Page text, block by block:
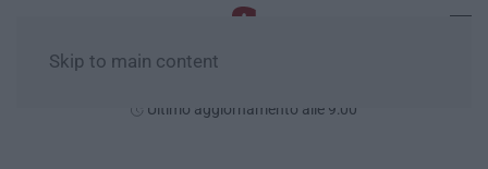
Skip to main content
Ultimo aggiornamento alle 9:00